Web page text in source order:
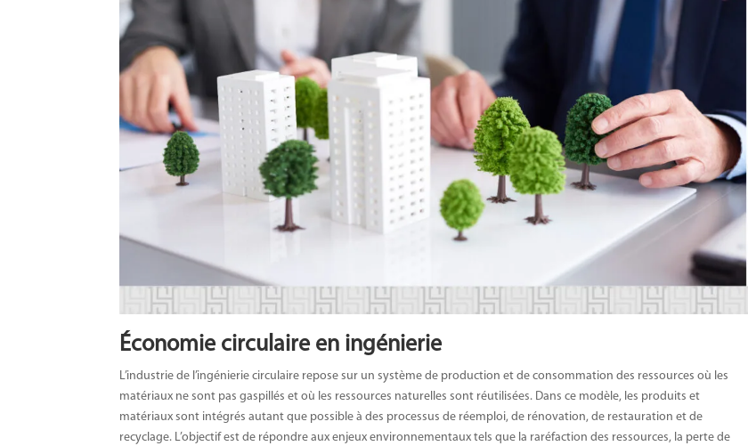
Économie circulaire en ingénierie
L’industrie de l’ingénierie circulaire repose sur un système de production et de consommation des ressources où les
matériaux ne sont pas gaspillés et où les ressources naturelles sont réutilisées. Dans ce modèle, les produits et
matériaux sont intégrés autant que possible à des processus de réemploi, de rénovation, de restauration et de
recyclage. L’objectif est de répondre aux enjeux environnementaux tels que la raréfaction des ressources, la perte de